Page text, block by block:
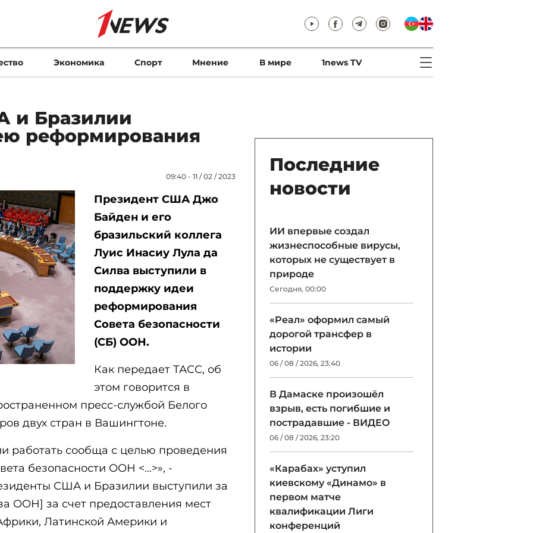
Экономика Спорт Мнение В мире 1news TV
и Бразилии
реформирования
09:40 - 11 / 02 / 2023
Президент США Джо
Байден и его
бразильский коллега
Луис Инасиу Лула да
Силва выступили в
поддержку идеи
реформирования
Совета безопасности
(СБ) ООН.
Как передает ТАСС, об
этом говорится в
пресс-службой Белого
двух стран в Вашингтоне.
работать сообща с целью проведения
безопасности ООН <...>», -
США и Бразилии выступили за
ООН] за счет предоставления мест
Латинской Америки и
Последние
новости
ИИ впервые создал
жизнеспособные вирусы,
которых не существует в
природе
Сегодня, 00:00
«Реал» оформил самый
дорогой трансфер в
истории
06 / 08 / 2026, 23:40
В Дамаске произошёл
взрыв, есть погибшие и
пострадавшие - ВИДЕО
06 / 08 / 2026, 23:20
«Карабах» уступил
киевскому «Динамо» в
первом матче
квалификации Лиги
конференций